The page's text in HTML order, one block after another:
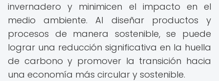
invernadero y minimicen el impacto en el
medio ambiente. Al diseñar productos y
procesos de manera sostenible, se puede
lograr una reducción significativa en la huella
de carbono y promover la transición hacia
una economía más circular y sostenible.